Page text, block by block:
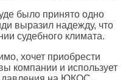
было принято одно
выразил надежду, что
судебного климата.
хочет приобрести
компании и использует